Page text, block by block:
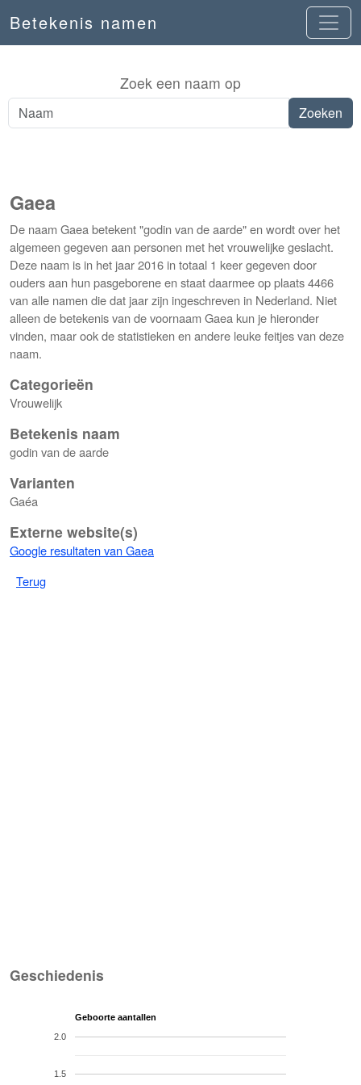
Betekenis namen
Zoek een naam op
Gaea
De naam Gaea betekent "godin van de aarde" en wordt over het
algemeen gegeven aan personen met het vrouwelijke geslacht.
Deze naam is in het jaar 2016 in totaal 1 keer gegeven door
ouders aan hun pasgeborene en staat daarmee op plaats 4466
van alle namen die dat jaar zijn ingeschreven in Nederland. Niet
alleen de betekenis van de voornaam Gaea kun je hieronder
vinden, maar ook de statistieken en andere leuke feitjes van deze
naam.
Categorieën
Vrouwelijk
Betekenis naam
godin van de aarde
Varianten
Gaéa
Externe website(s)
Google resultaten van Gaea
Terug
Geschiedenis
Geboorte aantallen
1.5
2.0